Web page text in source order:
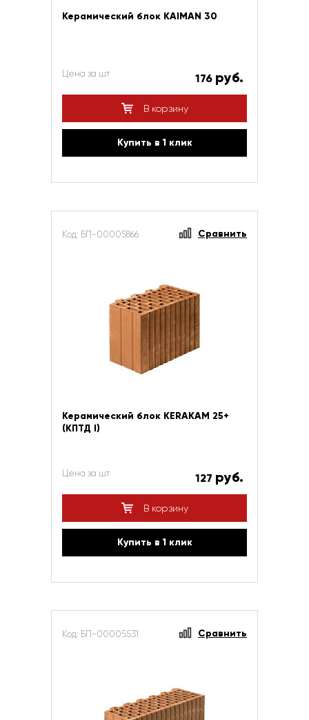
Керамический блок KAIMAN 30
Цена за шт 176 руб.
В корзину
Купить в 1 клик
Код: БП-00005866 Сравнить
Керамический блок KERAKAM 25+
(КПТД I)
Цена за шт 127 руб.
В корзину
Купить в 1 клик
Код: БП-00005531 Сравнить